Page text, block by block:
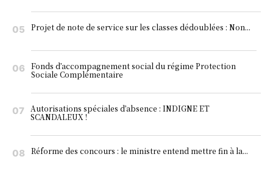
Projet de note de service sur les classes dédoublées : Non...
Fonds d’accompagnement social du régime Protection
Sociale Complémentaire
Autorisations spéciales d’absence : INDIGNE ET
SCANDALEUX !
Réforme des concours : le ministre entend mettre fin à la...